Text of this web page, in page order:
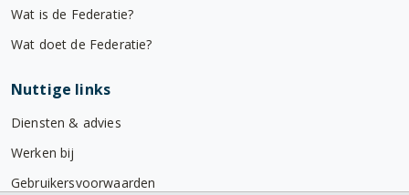
Wat is de Federatie?
Wat doet de Federatie?
Nuttige links
Diensten & advies
Werken bij
Gebruikersvoorwaarden